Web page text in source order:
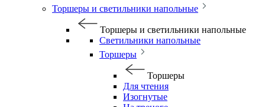
Торшеры и светильники напольные
Торшеры и светильники напольные
Светильники напольные
Торшеры
Торшеры
Для чтения
Изогнутые